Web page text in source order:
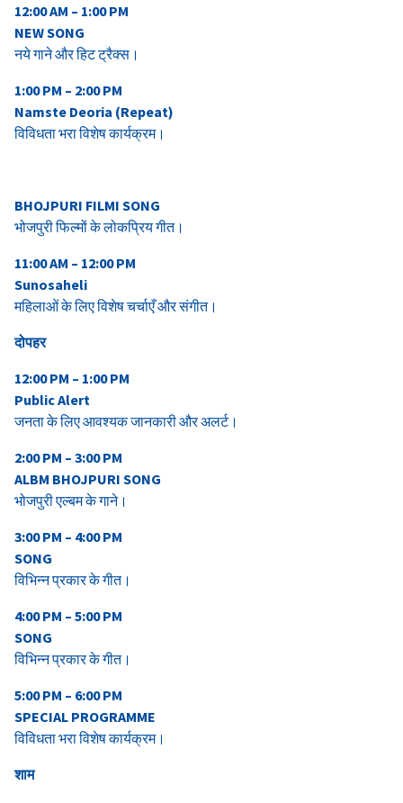
12:00 AM – 1:00 PM
NEW SONG
नये गाने और हिट ट्रैक्स।
1:00 PM – 2:00 PM
Namste Deoria (Repeat)
विविधता भरा विशेष कार्यक्रम।
BHOJPURI FILMI SONG
भोजपुरी फिल्मों के लोकप्रिय गीत।
11:00 AM – 12:00 PM
Sunosaheli
महिलाओं के लिए विशेष चर्चाएँ और संगीत।
दोपहर
12:00 PM – 1:00 PM
Public Alert
जनता के लिए आवश्यक जानकारी और अलर्ट।
2:00 PM – 3:00 PM
ALBM BHOJPURI SONG
भोजपुरी एल्बम के गाने।
3:00 PM – 4:00 PM
SONG
विभिन्न प्रकार के गीत।
4:00 PM – 5:00 PM
SONG
विभिन्न प्रकार के गीत।
5:00 PM – 6:00 PM
SPECIAL PROGRAMME
विविधता भरा विशेष कार्यक्रम।
शाम